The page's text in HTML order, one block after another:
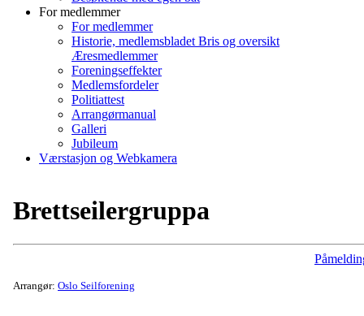
For medlemmer
For medlemmer
Historie, medlemsbladet Bris og oversikt
Æresmedlemmer
Foreningseffekter
Medlemsfordeler
Politiattest
Arrangørmanual
Galleri
Jubileum
Værstasjon og Webkamera
Brettseilergruppa
Arrangør: Oslo Seilforening